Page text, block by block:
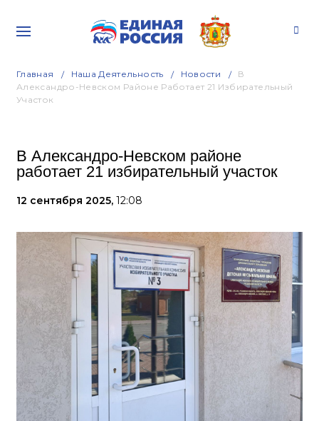
Главная Наша Деятельность Новости
В
Александро-Невском Районе Работает 21 Избирательный
Участок
В Александро-Невском районе
работает 21 избирательный участок
12 сентября 2025, 12:08